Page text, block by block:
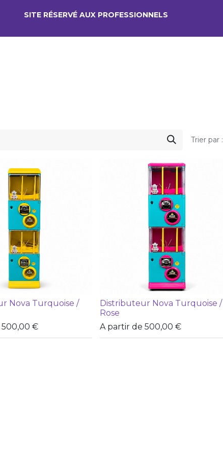
SITE RÉSERV​É AUX PROFESSIONNELS
Trier par :
Nova Turquoise /
500,00 €
Distributeur Nova Turquoise /
Rose
A partir de 500,00 €